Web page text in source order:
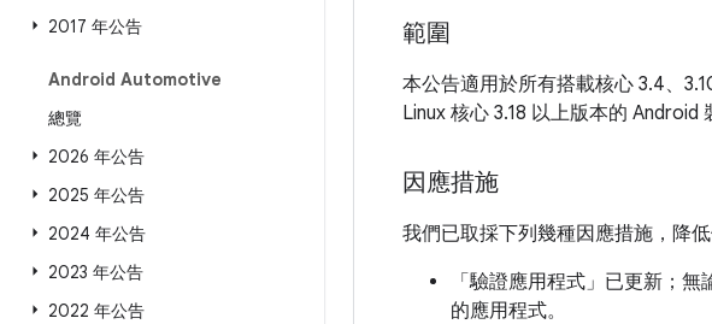
2017 年公告
Android Automotive
總覽
2026 年公告
2025 年公告
2024 年公告
2023 年公告
2022 年公告
範圍
本公告適用於所有搭載核心 3.4、
Linux 核心 3.18 以上版本的 Android
因應措施
我們已取採下列幾種因應措施，降
「驗證應用程式」已更新；
的應用程式。